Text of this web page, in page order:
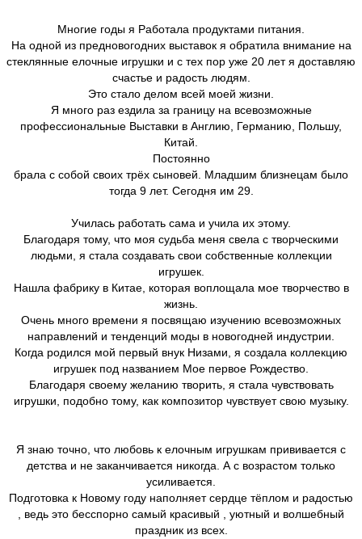
Многие годы я Работала продуктами питания.
На одной из предновогодних выставок я обратила внимание на
стеклянные елочные игрушки и с тех пор уже 20 лет я доставляю
счастье и радость людям.
Это стало делом всей моей жизни.
Я много раз ездила за границу на всевозможные
профессиональные Выставки в Англию, Германию, Польшу,
Китай.
Постоянно
брала с собой своих трёх сыновей. Младшим близнецам было
тогда 9 лет. Сегодня им 29.
Училась работать сама и учила их этому.
Благодаря тому, что моя судьба меня свела с творческими
людьми, я стала создавать свои собственные коллекции
игрушек.
Нашла фабрику в Китае, которая воплощала мое творчество в
жизнь.
Очень много времени я посвящаю изучению всевозможных
направлений и тенденций моды в новогодней индустрии.
Когда родился мой первый внук Низами, я создала коллекцию
игрушек под названием Мое первое Рождество.
Благодаря своему желанию творить, я стала чувствовать
игрушки, подобно тому, как композитор чувствует свою музыку.
Я знаю точно, что любовь к елочным игрушкам прививается с
детства и не заканчивается никогда. А с возрастом только
усиливается.
Подготовка к Новому году наполняет сердце тёплом и радостью
, ведь это бесспорно самый красивый , уютный и волшебный
праздник из всех.